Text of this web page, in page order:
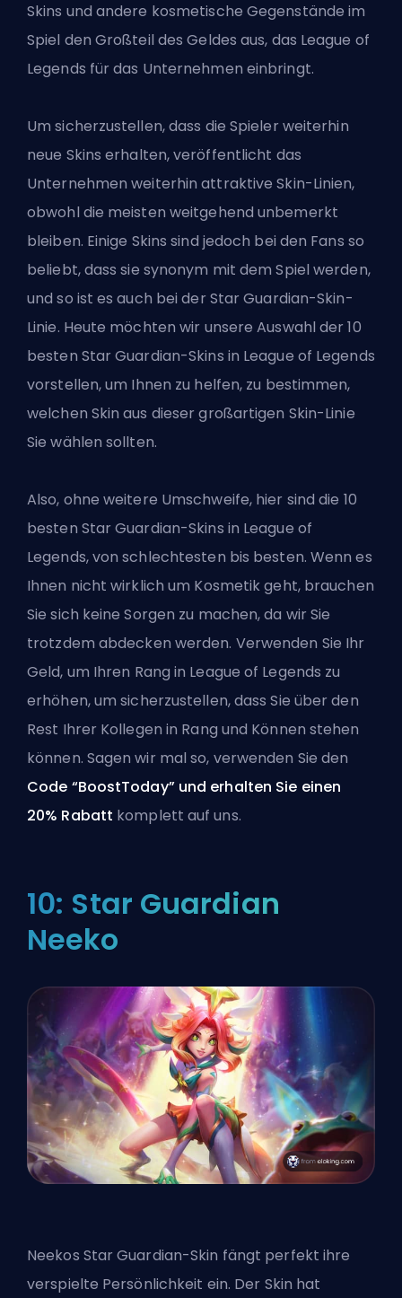
Skins und andere kosmetische Gegenstände im
Spiel den Großteil des Geldes aus, das League of
Legends für das Unternehmen einbringt.
Um sicherzustellen, dass die Spieler weiterhin
neue Skins erhalten, veröffentlicht das
Unternehmen weiterhin attraktive Skin-Linien,
obwohl die meisten weitgehend unbemerkt
bleiben. Einige Skins sind jedoch bei den Fans so
beliebt, dass sie synonym mit dem Spiel werden,
und so ist es auch bei der Star Guardian-Skin-
Linie. Heute möchten wir unsere Auswahl der 10
besten Star Guardian-Skins in League of Legends
vorstellen, um Ihnen zu helfen, zu bestimmen,
welchen Skin aus dieser großartigen Skin-Linie
Sie wählen sollten.
Also, ohne weitere Umschweife, hier sind die 10
besten Star Guardian-Skins in League of
Legends, von schlechtesten bis besten. Wenn es
Ihnen nicht wirklich um Kosmetik geht, brauchen
Sie sich keine Sorgen zu machen, da wir Sie
trotzdem abdecken werden. Verwenden Sie Ihr
Geld, um Ihren Rang in League of Legends zu
erhöhen, um sicherzustellen, dass Sie über den
Rest Ihrer Kollegen in Rang und Können stehen
können. Sagen wir mal so, verwenden Sie den
Code “BoostToday” und erhalten Sie einen
20% Rabatt komplett auf uns.
10: Star Guardian
Neeko
Neekos Star Guardian-Skin fängt perfekt ihre
verspielte Persönlichkeit ein. Der Skin hat